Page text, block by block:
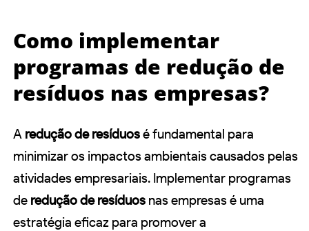
Como implementar
programas de redução de
resíduos nas empresas?
A redução de resíduosé fundamental para
minimizar os impactos ambientais causados pelas
atividades empresariais. Implementar programas
de redução de resíduos nas empresas é uma
estratégia eficaz para promover a